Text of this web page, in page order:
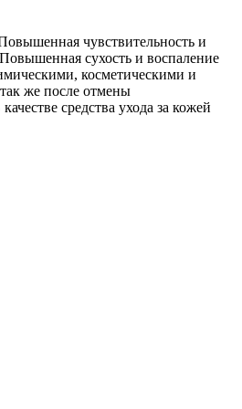
чувствительность и
сухость и воспаление
косметическими и
же после отмены
средства ухода за кожей